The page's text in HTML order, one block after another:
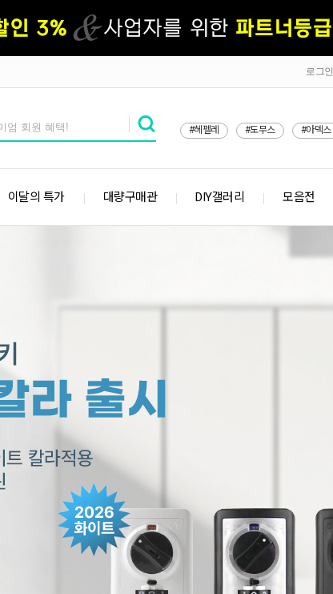
로그인
#헤펠레 #도무스 #아덱스
이달의 특가 대량구매관 DIY갤러리 모음전